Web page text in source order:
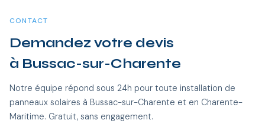
CONTACT
Demandez votre devis
à Bussac-sur-Charente
Notre équipe répond sous 24h pour toute installation de
panneaux solaires à Bussac-sur-Charente et en Charente-
Maritime. Gratuit, sans engagement.